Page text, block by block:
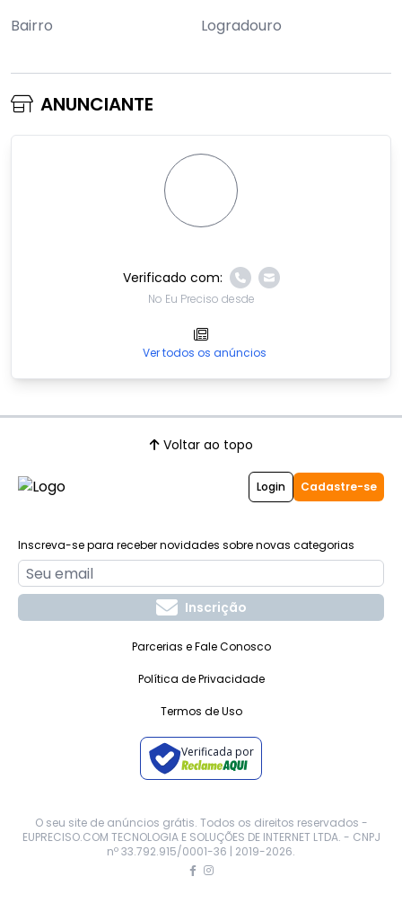
Bairro
Logradouro
ANUNCIANTE
Verificado com:
No Eu Preciso desde
Ver todos os anúncios
Voltar ao topo
Login Cadastre-se
Inscreva-se para receber novidades sobre novas categorias
Inscrição
Parcerias e Fale Conosco
Política de Privacidade
Termos de Uso
Verificada por
O seu site de anúncios grátis. Todos os direitos reservados -
EUPRECISO.COM TECNOLOGIA E SOLUÇÕES DE INTERNET LTDA. - CNPJ
nº 33.792.915/0001-36 | 2019-2026.